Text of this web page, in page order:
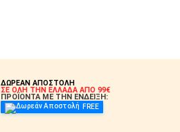
ΔΩΡΕΑΝ ΑΠΟΣΤΟΛΗ
ΣΕ ΟΛΗ ΤΗΝ ΕΛΛΑΔΑ ΑΠΟ 99€
ΠΡΟΪΟΝΤΑ ΜΕ ΤΗΝ ΕΝΔΕΙΞΗ:
FREE